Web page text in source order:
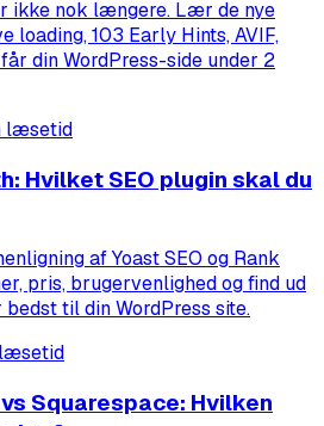
ikke nok længere. Lær de nye
103 Early Hints, AVIF,
din WordPress-side under 2
læsetid
Hvilket SEO plugin skal du
af Yoast SEO og Rank
pris, brugervenlighed og find ud
til din WordPress site.
Squarespace: Hvilken